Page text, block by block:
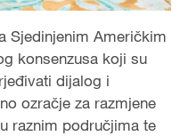
Sjedinjenim Američkim
konsenzusa koji su
dijalog i
ozračje za razmjene
raznim područjima te